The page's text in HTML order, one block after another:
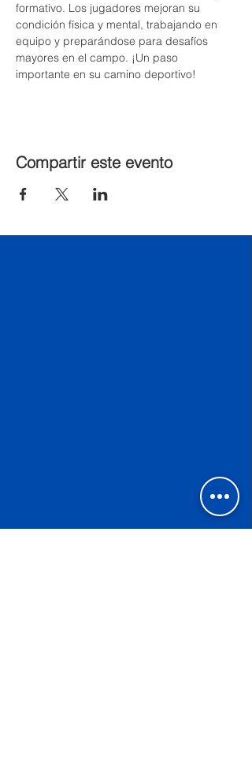
formativo. Los jugadores mejoran su
condición física y mental, trabajando en
equipo y preparándose para desafíos
mayores en el campo. ¡Un paso
importante en su camino deportivo!
Compartir este evento